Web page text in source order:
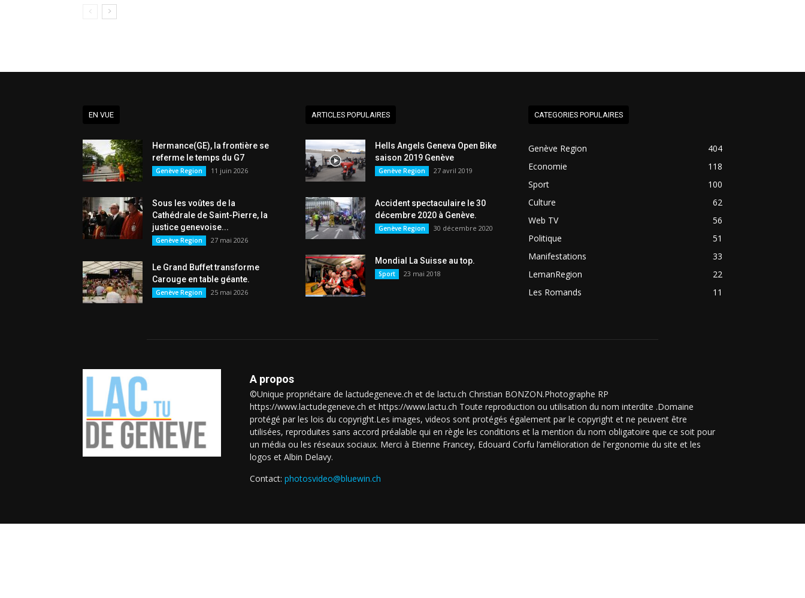
EN VUE
Hermance(GE), la frontière se
referme le temps du G7
Genève Region 11 juin 2026
Sous les voûtes de la
Cathédrale de Saint-Pierre, la
justice genevoise...
Genève Region 27 mai 2026
Le Grand Buffet transforme
Carouge en table géante.
Genève Region 25 mai 2026
ARTICLES POPULAIRES
Hells Angels Geneva Open Bike
saison 2019 Genève
Genève Region 27 avril 2019
Accident spectaculaire le 30
décembre 2020 à Genève.
Genève Region 30 décembre 2020
Mondial La Suisse au top.
Sport 23 mai 2018
CATEGORIES POPULAIRES
Genève Region
404
Economie
118
Sport
100
Culture
62
Web TV
56
Politique
51
Manifestations
33
LemanRegion
22
Les Romands
11
A propos
©Unique propriétaire de lactudegeneve.ch et de lactu.ch Christian BONZON.Photographe RP
https://www.lactudegeneve.ch et https://www.lactu.ch Toute reproduction ou utilisation du nom interdite .Domaine
protégé par les lois du copyright.Les images, videos sont protégés également par le copyright et ne peuvent être
utilisées, reproduites sans accord préalable qui en règle les conditions et la mention du nom obligatoire que ce soit pour
un média ou les réseaux sociaux. Merci à Etienne Francey, Edouard Corfu l’amélioration de l'ergonomie du site et les
logos et Albin Delavy.
Contact: photosvideo@bluewin.ch